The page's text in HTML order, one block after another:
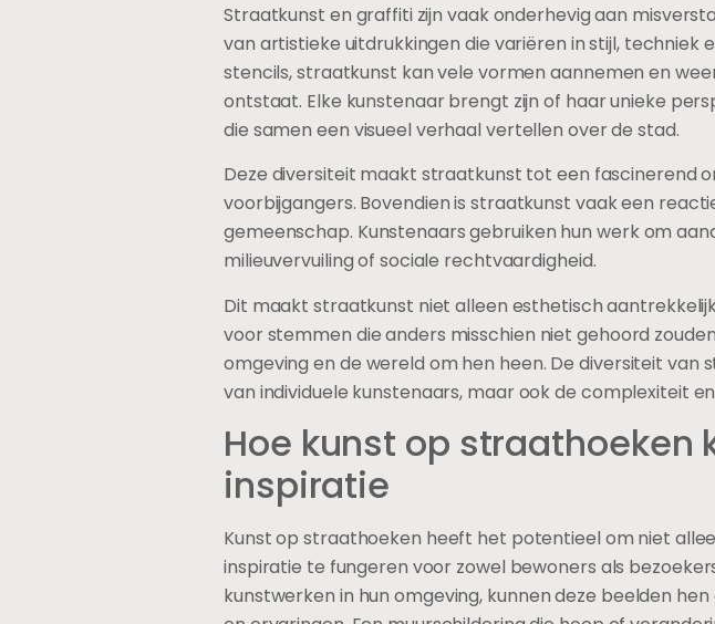
Straatkunst en graffiti zijn vaak onderhevig aan
van artistieke uitdrukkingen die variëren in stijl,
stencils, straatkunst kan vele vormen aannemen en
ontstaat. Elke kunstenaar brengt zijn of haar unieke
die samen een visueel verhaal vertellen over de stad.
Deze diversiteit maakt straatkunst tot een fascinerend
voorbijgangers. Bovendien is straatkunst vaak een
gemeenschap. Kunstenaars gebruiken hun werk om
milieuvervuiling of sociale rechtvaardigheid.
Dit maakt straatkunst niet alleen esthetisch
voor stemmen die anders misschien niet gehoord
omgeving en de wereld om hen heen. De diversiteit
van individuele kunstenaars, maar ook de complexiteit
Hoe kunst op straathoeken
inspiratie
Kunst op straathoeken heeft het potentieel om niet
inspiratie te fungeren voor zowel bewoners als
kunstwerken in hun omgeving, kunnen deze beelden